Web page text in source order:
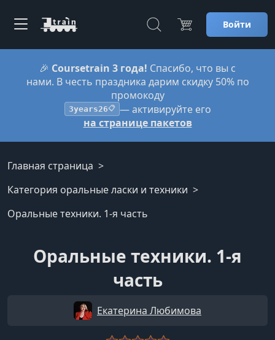
Войти
🎉 Coursetrain 3 года! Спасибо, что вы с
нами. В честь праздника дарим скидку 50% по
промокоду
3years26📋 — активируйте его
на странице пакетов
Главная страница
Категория оральные ласки и техники
Оральные техники. 1-я часть
Оральные техники. 1-я
часть
Екатерина Любимова